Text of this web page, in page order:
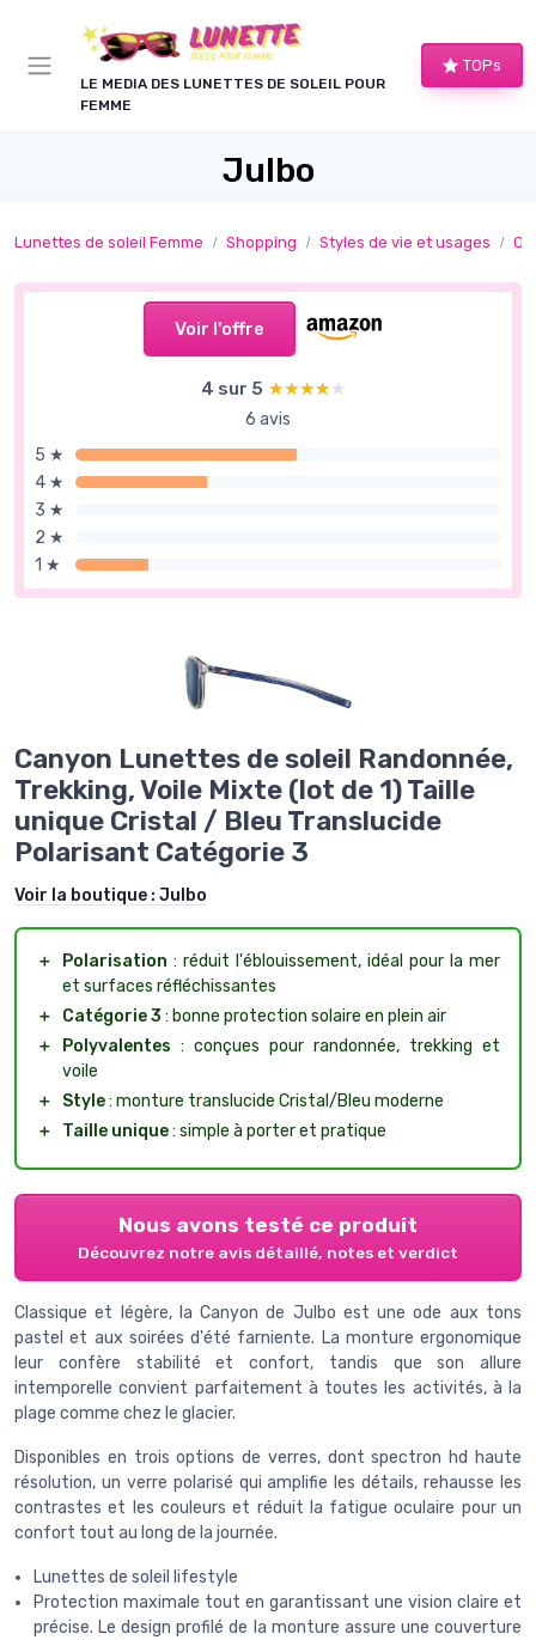
LE MEDIA DES LUNETTES DE SOLEIL POUR
FEMME
TOPs
Julbo
Lunettes de soleil Femme Shopping Styles de vie et usages
Voir l'offre
4 sur 5 ★★★★★
★★★★★
6 avis
5 ★
4 ★
3 ★
2 ★
1 ★
Canyon Lunettes de soleil Randonnée,
Trekking, Voile Mixte (lot de 1) Taille
unique Cristal / Bleu Translucide
Polarisant Catégorie 3
Voir la boutique : Julbo
＋ Polarisation : réduit l'éblouissement, idéal pour la mer
et surfaces réfléchissantes
＋
Catégorie 3 : bonne protection solaire en plein air
＋
Polyvalentes : conçues pour randonnée, trekking et
voile
＋
Style: monture translucide Cristal/Bleu moderne
＋
Taille unique: simple à porter et pratique
Nous avons testé ce produit
Découvrez notre avis détaillé, notes et verdict
Classique et légère, la Canyon de Julbo est une ode aux tons
pastel et aux soirées d'été farniente. La monture ergonomique
leur confère stabilité et confort, tandis que son allure
intemporelle convient parfaitement à toutes les activités, à la
plage comme chez le glacier.
Disponibles en trois options de verres, dont spectron hd haute
résolution, un verre polarisé qui amplifie les détails, rehausse les
contrastes et les couleurs et réduit la fatigue oculaire pour un
confort tout au long de la journée.
Lunettes de soleil lifestyle
Protection maximale tout en garantissant une vision claire et
précise. Le design profilé de la monture assure une couverture